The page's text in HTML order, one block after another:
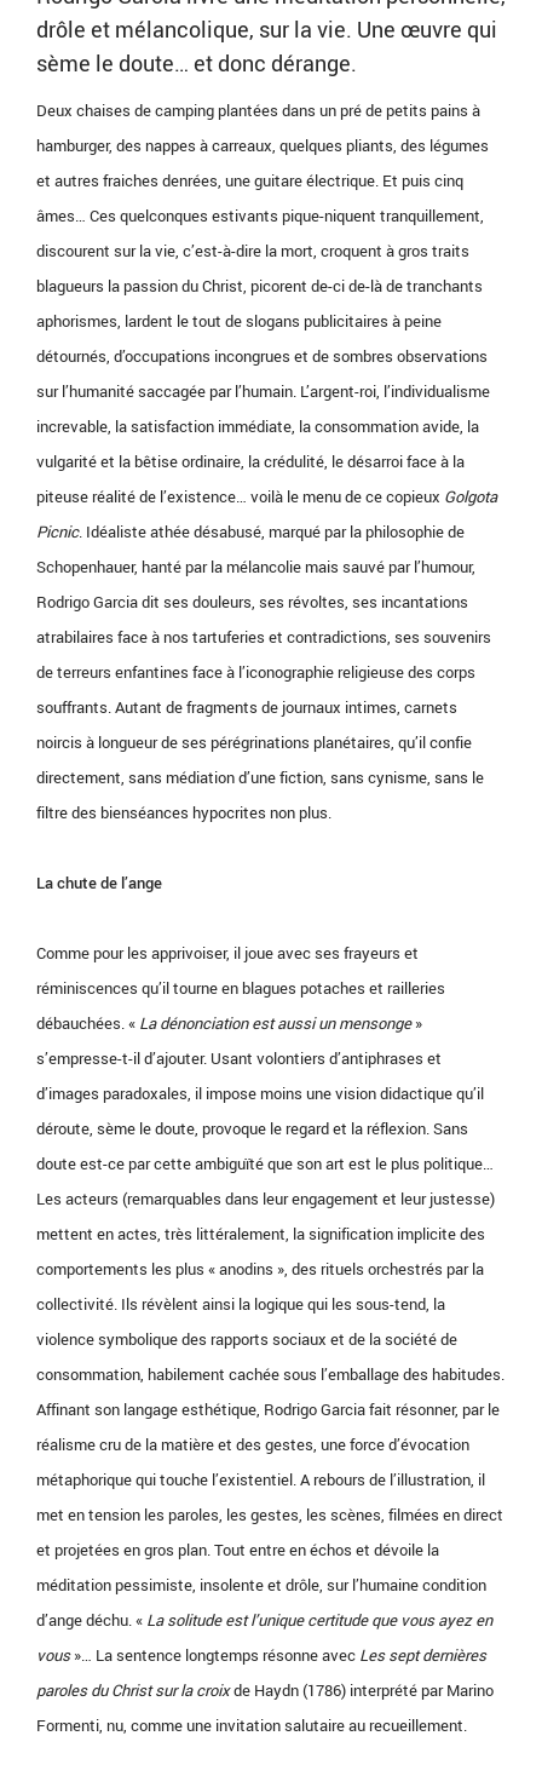
drôle et mélancolique, sur la vie. Une œuvre qui
sème le doute… et donc dérange.
Deux chaises de camping plantées dans un pré de petits pains à
hamburger, des nappes à carreaux, quelques pliants, des légumes
et autres fraiches denrées, une guitare électrique. Et puis cinq
âmes… Ces quelconques estivants pique-niquent tranquillement,
discourent sur la vie, c’est-à-dire la mort, croquent à gros traits
blagueurs la passion du Christ, picorent de-ci de-là de tranchants
aphorismes, lardent le tout de slogans publicitaires à peine
détournés, d’occupations incongrues et de sombres observations
sur l’humanité saccagée par l’humain. L’argent-roi, l’individualisme
increvable, la satisfaction immédiate, la consommation avide, la
vulgarité et la bêtise ordinaire, la crédulité, le désarroi face à la
piteuse réalité de l’existence… voilà le menu de ce copieux Golgota
Picnic. Idéaliste athée désabusé, marqué par la philosophie de
Schopenhauer, hanté par la mélancolie mais sauvé par l’humour,
Rodrigo Garcia dit ses douleurs, ses révoltes, ses incantations
atrabilaires face à nos tartuferies et contradictions, ses souvenirs
de terreurs enfantines face à l’iconographie religieuse des corps
souffrants. Autant de fragments de journaux intimes, carnets
noircis à longueur de ses pérégrinations planétaires, qu’il confie
directement, sans médiation d’une fiction, sans cynisme, sans le
filtre des bienséances hypocrites non plus.
La chute de l’ange
Comme pour les apprivoiser, il joue avec ses frayeurs et
réminiscences qu’il tourne en blagues potaches et railleries
débauchées. « La dénonciation est aussi un mensonge»
s’empresse-t-il d’ajouter. Usant volontiers d’antiphrases et
d’images paradoxales, il impose moins une vision didactique qu’il
déroute, sème le doute, provoque le regard et la réflexion. Sans
doute est-ce par cette ambiguïté que son art est le plus politique…
Les acteurs (remarquables dans leur engagement et leur justesse)
mettent en actes, très littéralement, la signification implicite des
comportements les plus « anodins », des rituels orchestrés par la
collectivité. Ils révèlent ainsi la logique qui les sous-tend, la
violence symbolique des rapports sociaux et de la société de
consommation, habilement cachée sous l’emballage des habitudes.
Affinant son langage esthétique, Rodrigo Garcia fait résonner, par le
réalisme cru de la matière et des gestes, une force d’évocation
métaphorique qui touche l’existentiel. A rebours de l’illustration, il
met en tension les paroles, les gestes, les scènes, filmées en direct
et projetées en gros plan. Tout entre en échos et dévoile la
méditation pessimiste, insolente et drôle, sur l’humaine condition
d’ange déchu. « La solitude est l’unique certitude que vous ayez en
vous»… La sentence longtemps résonne avec Les sept dernières
paroles du Christ sur la croixde Haydn (1786) interprété par Marino
Formenti, nu, comme une invitation salutaire au recueillement.